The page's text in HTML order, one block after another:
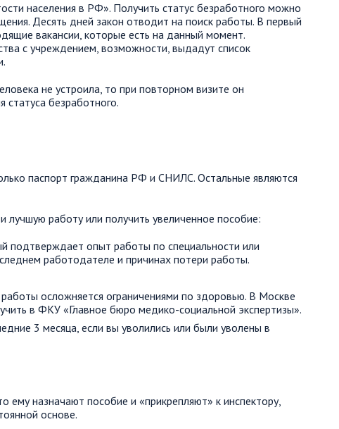
населения в РФ». Получить статус безработного можно
Десять дней закон отводит на поиск работы. В первый
вакансии, которые есть на данный момент.
с учреждением, возможности, выдадут список
не устроила, то при повторном визите он
статуса безработного.
паспорт гражданина РФ и СНИЛС. Остальные являются
лучшую работу или получить увеличенное пособие:
подтверждает опыт работы по специальности или
работодателе и причинах потери работы.
осложняется ограничениями по здоровью. В Москве
в ФКУ «Главное бюро медико-социальной экспертизы».
3 месяца, если вы уволились или были уволены в
ему назначают пособие и «прикрепляют» к инспектору,
основе.